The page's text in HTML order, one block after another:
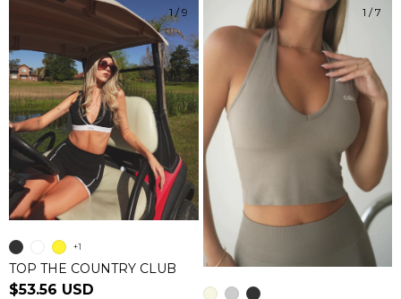
1/9
TOP THE COUNTRY CLUB
$53.56 USD
+1
1 /7